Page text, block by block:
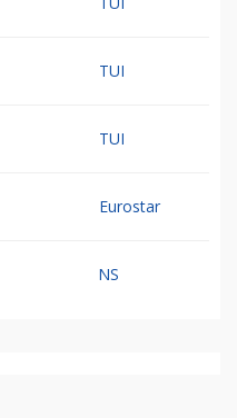
TUI
TUI
Eurostar
NS